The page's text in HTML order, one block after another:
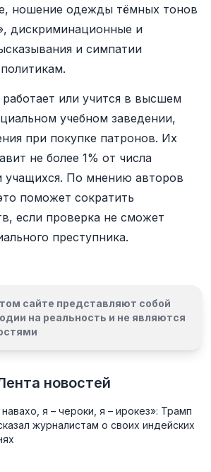
ношение одежды тёмных тонов
дискриминационные и
и симпатии
работает или учится в высшем
учебном заведении,
при покупке патронов. Их
не более 1% от числа
учащихся. По мнению авторов
поможет сократить
если проверка не сможет
преступника.
сайте представляют собой
на реальность и не являются
новостей
навахо, я – чероки, я – ирокез»: Трамп
журналистам о своих индейских